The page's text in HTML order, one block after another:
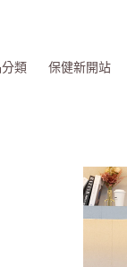
類 保健新開站